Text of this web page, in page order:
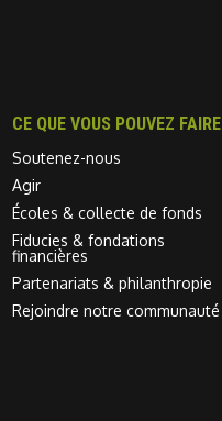
CE QUE VOUS POUVEZ FAIRE
Soutenez-nous
Agir
Écoles & collecte de fonds
Fiducies & fondations
financières
Partenariats & philanthropie
Rejoindre notre communauté